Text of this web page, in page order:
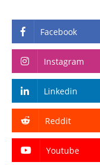
Facebook
Instagram
Linkedin
Reddit
Youtube